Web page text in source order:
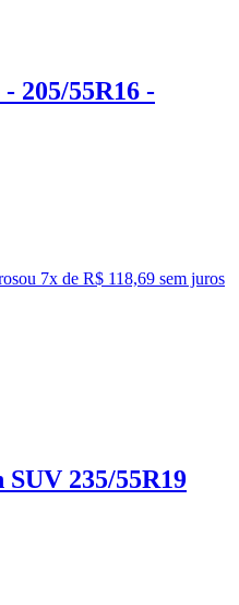
205/55R16 -
ou 7x de R$ 118,69 sem juros
235/55R19